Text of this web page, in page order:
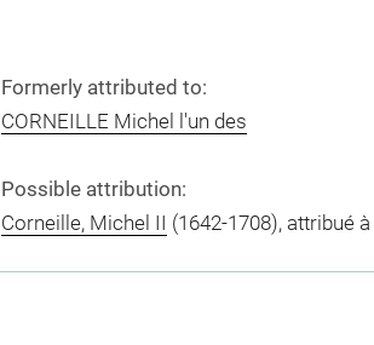
Formerly attributed to:
CORNEILLE Michel l'un des
Possible attribution:
Corneille, Michel II (1642-1708), attribué à